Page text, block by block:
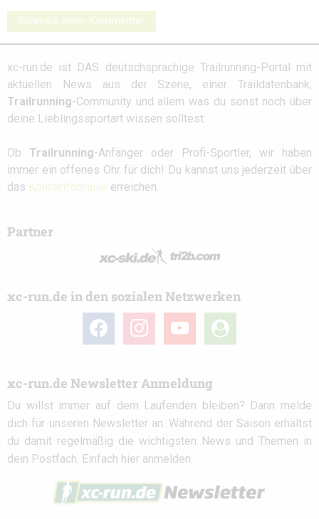
Schreibe einen Kommentar
xc-run.de ist DAS deutschsprachige Trailrunning-Portal mit
aktuellen News aus der Szene, einer Traildatenbank,
Trailrunning-Community und allem was du sonst noch über
deine Lieblingssportart wissen solltest.
Ob Trailrunning-Anfänger oder Profi-Sportler, wir haben
immer ein offenes Ohr für dich! Du kannst uns jederzeit über
das Kontaktformular erreichen.
Partner
xc-run.de in den sozialen Netzwerken
facebook instagramyoutube
user-
circle
xc-run.de Newsletter Anmeldung
Du willst immer auf dem Laufenden bleiben? Dann melde
dich für unseren Newsletter an. Während der Saison erhältst
du damit regelmäßig die wichtigsten News und Themen in
dein Postfach. Einfach hier anmelden: